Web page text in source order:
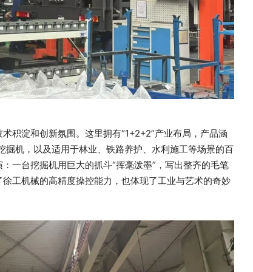
积淀和创新氛围。这里拥有“1+2+2”产业布局，产品涵
机，以及适用于林业、铁路养护、水利施工等场景的百
一台挖掘机用巨大的抓斗“挥毫泼墨”，写出整齐的毛笔
工机械的高精度操控能力，也体现了工业与艺术的奇妙